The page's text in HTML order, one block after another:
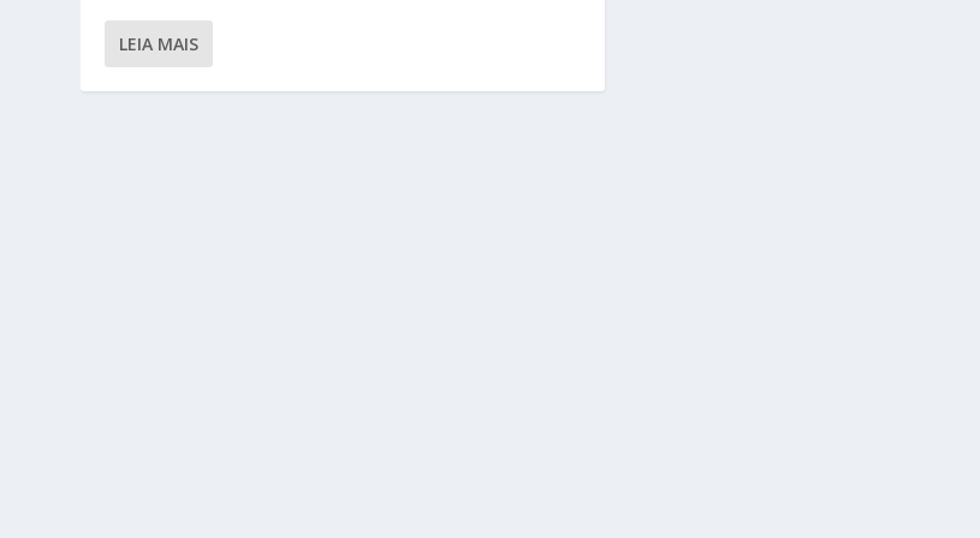
LEIA MAIS